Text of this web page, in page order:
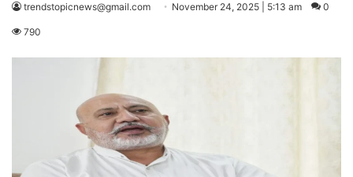
trendstopicnews@gmail.com November 24, 2025 | 5:13 am 0
790